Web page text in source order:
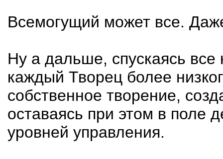
Всемогущий может все.
Ну а дальше, спускаясь
каждый Творец более
собственное творение,
оставаясь при этом в поле
уровней управления.